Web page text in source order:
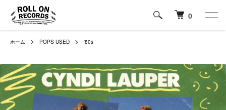
0
ホーム POPS USED '80s